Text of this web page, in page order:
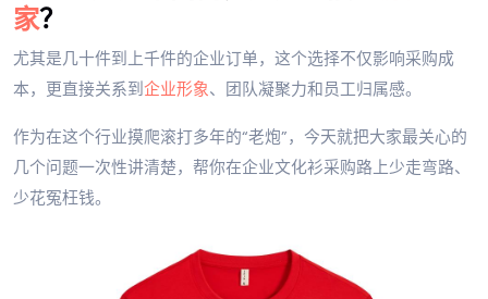
家？
尤其是几十件到上千件的企业订单，这个选择不仅影响采购成
本，更直接关系到企业形象、团队凝聚力和员工归属感。
作为在这个行业摸爬滚打多年的“老炮”，今天就把大家最关心的
几个问题一次性讲清楚，帮你在企业文化衫采购路上少走弯路、
少花冤枉钱。